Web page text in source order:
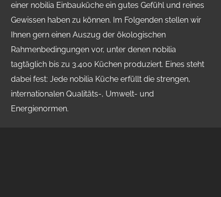
einer nobilia Einbauküche ein gutes Gefühl und reines
Gewissen haben zu können. Im Folgenden stellen wir
Ihnen gern einen Auszug der ökologischen
Rahmenbedingungen vor, unter denen nobilia
tagtäglich bis zu 3.400 Küchen produziert. Eines steht
dabei fest: Jede nobilia Küche erfüllt die strengen,
internationalen Qualitäts-, Umwelt- und
Energienormen.